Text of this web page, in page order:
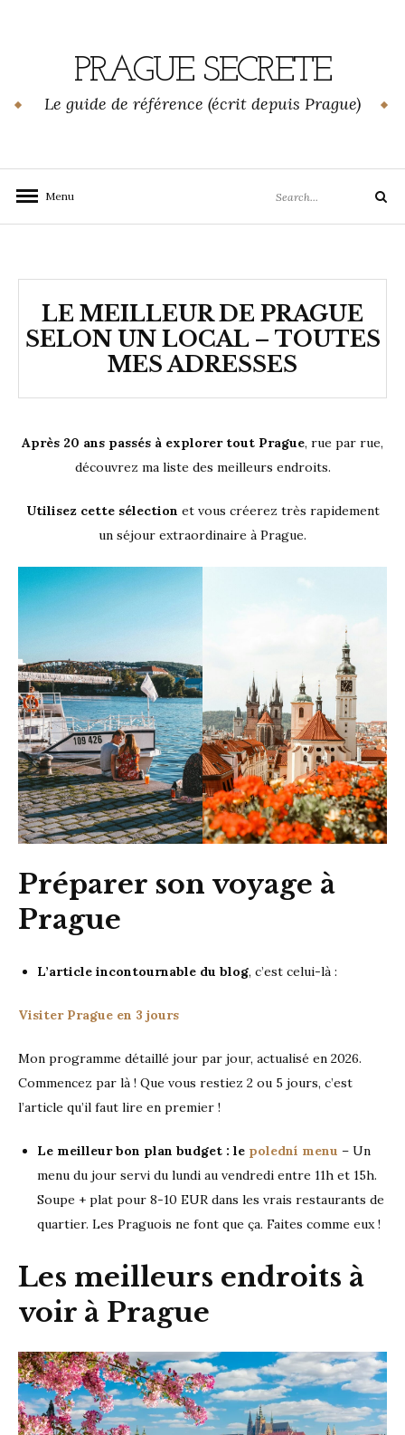
PRAGUE SECRETE
Le guide de référence (écrit depuis Prague)
Menu
for:
Search
LE MEILLEUR DE PRAGUE
SELON UN LOCAL – TOUTES
MES ADRESSES
Après 20 ans passés à explorer tout Prague, rue par rue,
découvrez ma liste des meilleurs endroits.
Utilisez cette sélection et vous créerez très rapidement
un séjour extraordinaire à Prague.
Préparer son voyage à
Prague
L’article incontournable du blog, c’est celui-là :
Visiter Prague en 3 jours
Mon programme détaillé jour par jour, actualisé en 2026.
Commencez par là ! Que vous restiez 2 ou 5 jours, c’est
l’article qu’il faut lire en premier !
Le meilleur bon plan budget : le polední menu – Un
menu du jour servi du lundi au vendredi entre 11h et 15h.
Soupe + plat pour 8-10 EUR dans les vrais restaurants de
quartier. Les Praguois ne font que ça. Faites comme eux !
Les meilleurs endroits à
voir à Prague